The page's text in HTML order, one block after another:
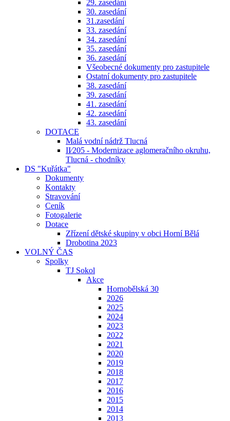
29. zasedání
30. zasedání
31.zasedání
33. zasedání
34. zasedání
35. zasedání
36. zasedání
Všeobecné dokumenty pro zastupitele
Ostatní dokumenty pro zastupitele
38. zasedání
39. zasedání
41. zasedání
42. zasedání
43. zasedání
DOTACE
Malá vodní nádrž Tlucná
II⁄205 - Modernizace aglomeračního okruhu,
Tlucná - chodníky
DS "Kuřátka"
Dokumenty
Kontakty
Stravování
Ceník
Fotogalerie
Dotace
Zřízení dětské skupiny v obci Horní Bělá
Drobotina 2023
VOLNÝ ČAS
Spolky
TJ Sokol
Akce
Hornobělská 30
2026
2025
2024
2023
2022
2021
2020
2019
2018
2017
2016
2015
2014
2013